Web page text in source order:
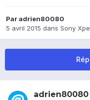
Paradrien80080
5 avril 2015 dans Sony
adrien80080